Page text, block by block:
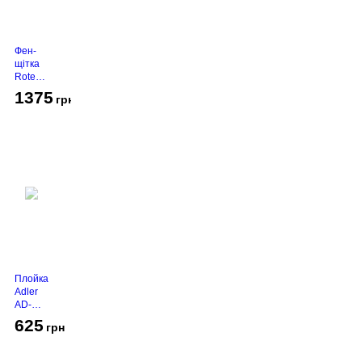
Фен-
щітка
Rotex
RHC-
490-T
1375 грн
Плойка
Adler
AD-
2116
625 грн